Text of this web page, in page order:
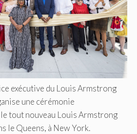
exécutive du Louis Armstrong
une cérémonie
tout nouveau Louis Armstrong
le Queens, à New York.